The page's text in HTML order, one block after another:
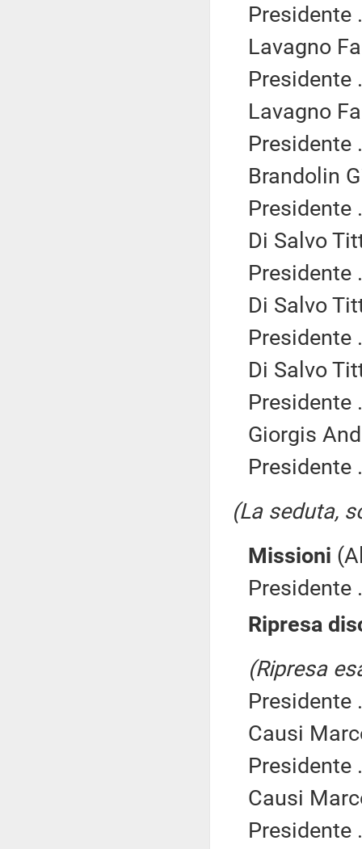
Presidente
Lavagno
Presidente
Lavagno
Presidente
Brandolin
Presidente
Di Salvo
Presidente
Di Salvo
Presidente
Di Salvo
Presidente
Giorgis
Presidente
(La seduta,
Missioni
Presidente
Ripresa
(Ripresa
Presidente
Causi
Presidente
Causi
Presidente